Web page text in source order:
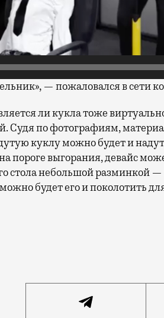
— пожаловался в сети
ли кукла тоже
Судя по фотографиям,
куклу можно будет и
пороге выгорания, девайс
стола небольшой разминкой
будет его и поколотить